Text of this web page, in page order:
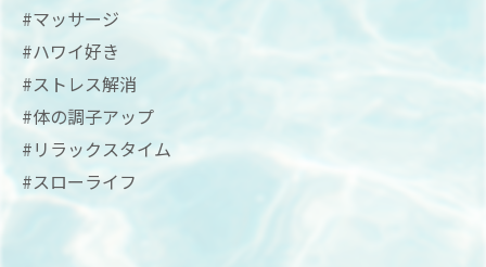
#マッサージ
#ハワイ好き
#ストレス解消
#体の調子アップ
#リラックスタイム
#スローライフ